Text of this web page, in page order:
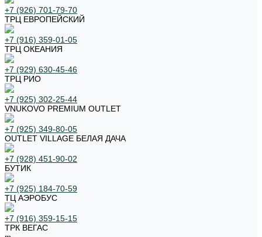
+7 (926) 701-79-70
ТРЦ ЕВРОПЕЙСКИЙ
+7 (916) 359-01-05
ТРЦ ОКЕАНИЯ
+7 (929) 630-45-46
ТРЦ РИО
+7 (925) 302-25-44
VNUKOVO PREMIUM OUTLET
+7 (925) 349-80-05
OUTLET VILLAGE БЕЛАЯ ДАЧА
+7 (928) 451-90-02
БУТИК
+7 (925) 184-70-59
ТЦ АЭРОБУС
+7 (916) 359-15-15
ТРК ВЕГАС